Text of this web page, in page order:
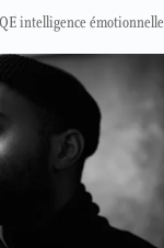
intelligence émotionnelle